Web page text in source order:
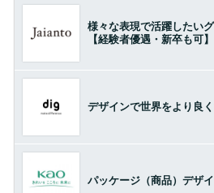
様々な表現で活躍したい
【経験者優遇・新卒も可】
デザインで世界をより良く
パッケージ（商品）デザ